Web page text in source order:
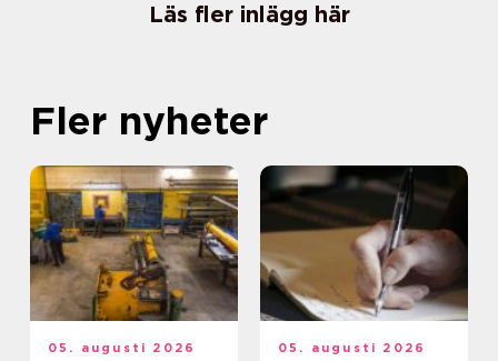
Läs fler inlägg här
Fler nyheter
05. augusti 2026 05. augusti 2026